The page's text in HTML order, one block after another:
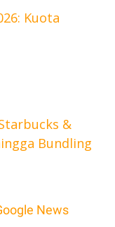
Kuota
&
Bundling
News